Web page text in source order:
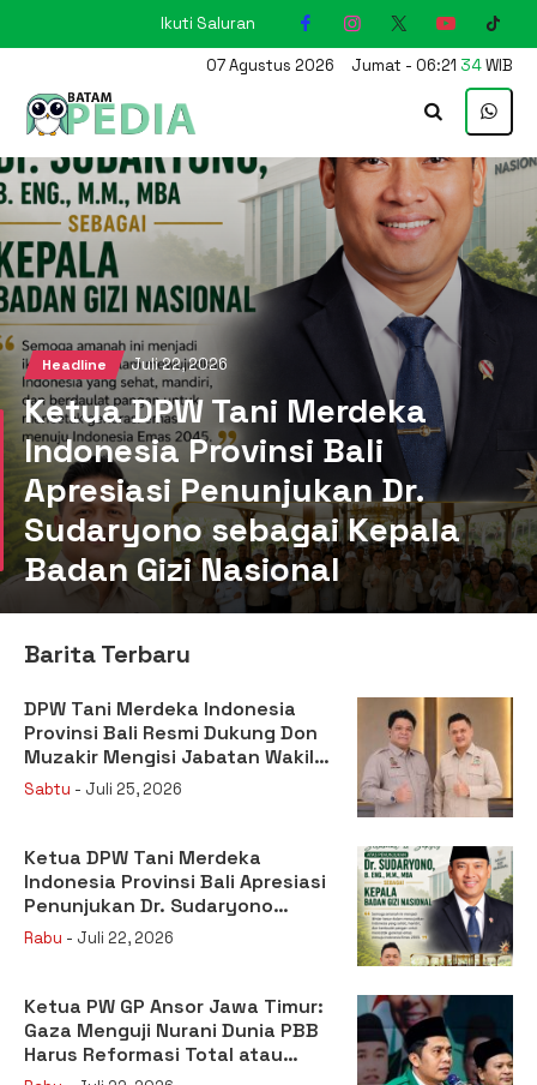
Ikuti Saluran
07 Agustus 2026 Jumat -06:21 35WIB
Headline Juli 22, 2026
Ketua DPW Tani Merdeka
Indonesia Provinsi Bali
Apresiasi Penunjukan Dr.
Sudaryono sebagai Kepala
Badan Gizi Nasional
Barita Terbaru
DPW Tani Merdeka Indonesia
Provinsi Bali Resmi Dukung Don
Muzakir Mengisi Jabatan Wakil
Menteri Pertanian RI
Sabtu - Juli 25, 2026
Ketua DPW Tani Merdeka
Indonesia Provinsi Bali Apresiasi
Penunjukan Dr. Sudaryono
sebagai Kepala Badan Gizi
Rabu - Juli 22, 2026
Ketua PW GP Ansor Jawa Timur:
Gaza Menguji Nurani Dunia PBB
Harus Reformasi Total atau
Kehilangan Legitimasi